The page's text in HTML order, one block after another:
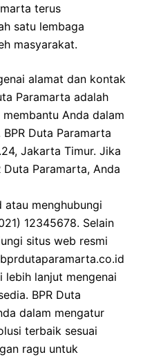
terus
satu lembaga
masyarakat.
alamat dan kontak
Paramarta adalah
Anda dalam
Duta Paramarta
Jakarta Timur. Jika
Paramarta, Anda
menghubungi
12345678. Selain
situs web resmi
lebih lanjut mengenai
BPR Duta
dalam mengatur
terbaik sesuai
ragu untuk